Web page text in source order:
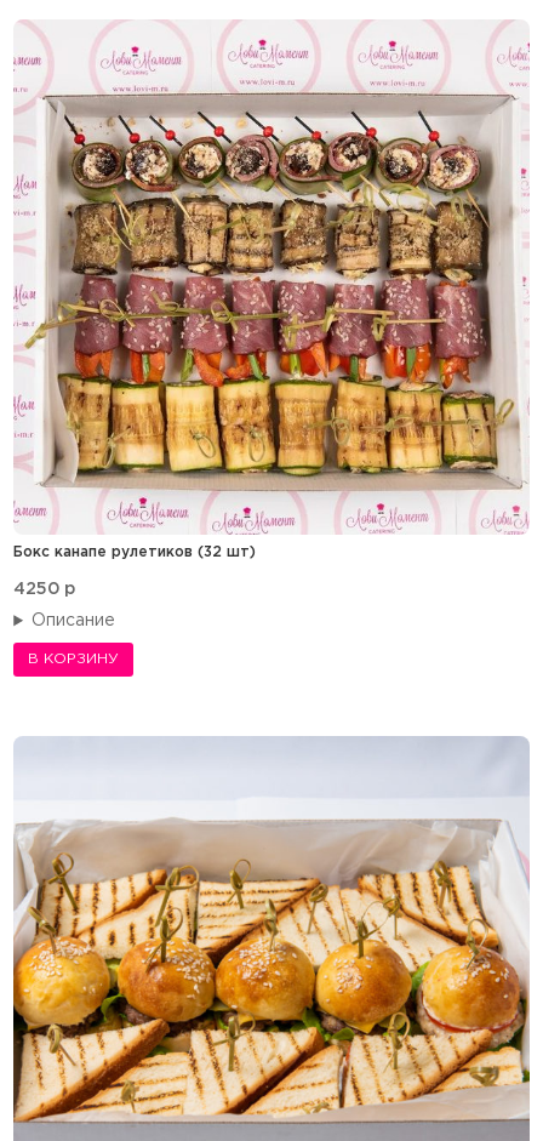
Бокс канапе рулетиков (32 шт)
4250 p
Описание
В КОРЗИНУ